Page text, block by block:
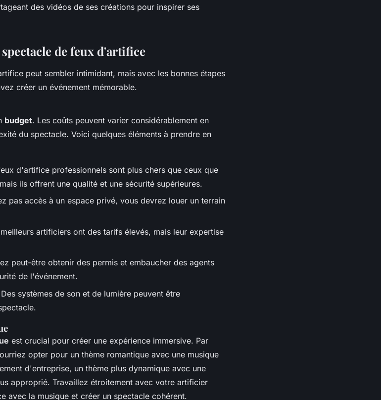
des vidéos de ses créations pour inspirer ses
de feux d'artifice
peut sembler intimidant, mais avec les bonnes étapes
créer un événement mémorable.
budget. Les coûts peuvent varier considérablement en
du spectacle. Voici quelques éléments à prendre en
d'artifice professionnels sont plus chers que ceux que
ils offrent une qualité et une sécurité supérieures.
pas accès à un espace privé, vous devrez louer un terrain
artificiers ont des tarifs élevés, mais leur expertise
peut-être obtenir des permis et embaucher des agents
de l'événement.
systèmes de son et de lumière peuvent être
est crucial pour créer une expérience immersive. Par
opter pour un thème romantique avec une musique
d'entreprise, un thème plus dynamique avec une
approprié. Travaillez étroitement avec votre artificier
avec la musique et créer un spectacle cohérent.